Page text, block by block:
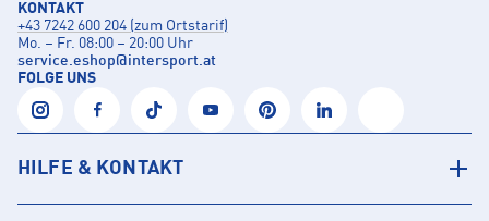
KONTAKT
+43 7242 600 204 (zum Ortstarif)
Mo. – Fr. 08:00 – 20:00 Uhr
service.eshop@intersport.at
FOLGE UNS
HILFE & KONTAKT